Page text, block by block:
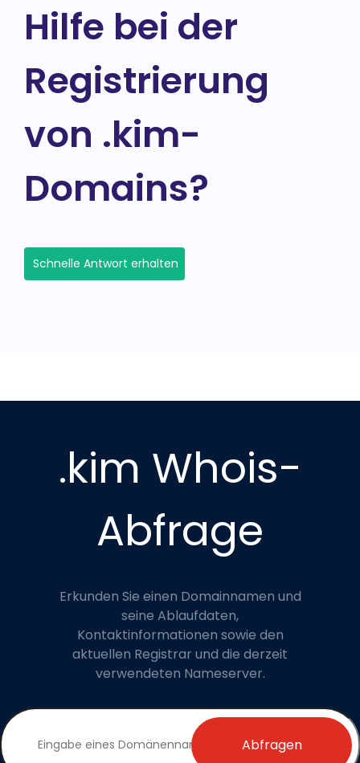
Hilfe bei der
Registrierung
von .kim-
Domains?
Schnelle Antwort erhalten
.kim Whois-
Abfrage
Erkunden Sie einen Domainnamen und
seine Ablaufdaten,
Kontaktinformationen sowie den
aktuellen Registrar und die derzeit
verwendeten Nameserver.
Abfragen